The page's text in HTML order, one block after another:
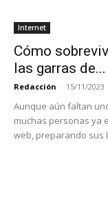
Internet
Cómo
las garras de...
Redacción - 15/11/2023
Aunque aún faltan
muchas personas ya
web, preparando sus